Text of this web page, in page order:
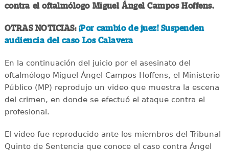
contra el oftalmólogo Miguel Ángel Campos Hoffens.
OTRAS NOTICIAS: ¡Por cambio de juez! Suspenden
audiencia del caso Los Calavera
En la continuación del juicio por el asesinato del
oftalmólogo Miguel Ángel Campos Hoffens, el Ministerio
Público (MP) reprodujo un video que muestra la escena
del crimen, en donde se efectuó el ataque contra el
profesional.
El video fue reproducido ante los miembros del Tribunal
Quinto de Sentencia que conoce el caso contra Ángel